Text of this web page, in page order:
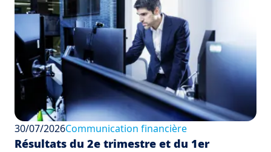
30/07/2026Communication financière
Résultats du 2e trimestre et du 1er